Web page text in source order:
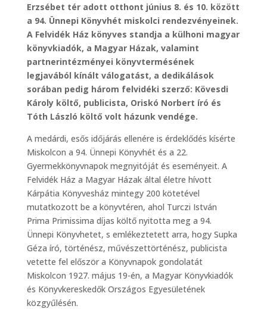
Erzsébet tér adott otthont június 8. és 10. között
a 94. Ünnepi Könyvhét miskolci rendezvényeinek.
A Felvidék Ház könyves standja a külhoni magyar
könyvkiadók, a Magyar Házak, valamint
partnerintézményei könyvtermésének
legjavából kínált válogatást, a dedikálások
sorában pedig három felvidéki szerző: Kövesdi
Károly költő, publicista, Oriskó Norbert író és
Tóth László költő volt házunk vendége.
A medárdi, esős időjárás ellenére is érdeklődés kísérte
Miskolcon a 94. Ünnepi Könyvhét és a 22.
Gyermekkönyvnapok megnyitóját és eseményeit. A
Felvidék Ház a Magyar Házak által életre hívott
Kárpátia Könyvesház mintegy 200 kötetével
mutatkozott be a könyvtéren, ahol Turczi István
Prima Primissima díjas költő nyitotta meg a 94.
Ünnepi Könyvhetet, s emlékeztetett arra, hogy Supka
Géza író, történész, művészettörténész, publicista
vetette fel először a Könyvnapok gondolatát
Miskolcon 1927. május 19-én, a Magyar Könyvkiadók
és Könyvkereskedők Országos Egyesületének
közgyűlésén.